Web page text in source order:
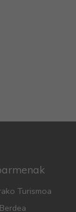
Turismoa